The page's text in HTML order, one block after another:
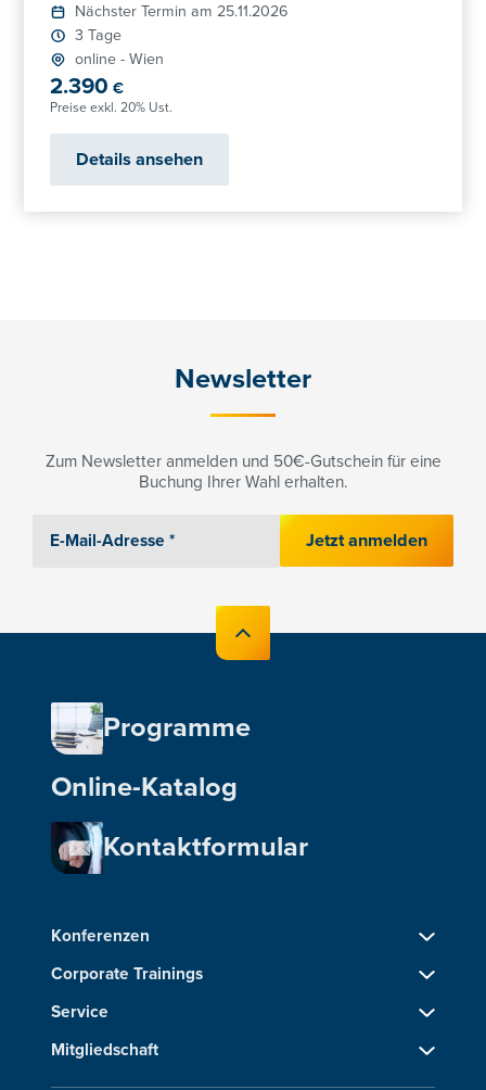
Nächster Termin am 25.11.2026
3 Tage
online- Wien
2.390 €
Preise exkl. 20% Ust.
Details ansehen
Newsletter
Zum Newsletter anmelden und 50€-Gutschein für eine
Buchung Ihrer Wahl erhalten.
Jetzt anmelden
Programme
Online-Katalog
Kontaktformular
Konferenzen
Corporate Trainings
Service
Mitgliedschaft